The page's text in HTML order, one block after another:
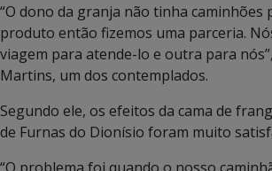
“O dono da granja não tinha
produto então fizemos uma parceria.
viagem para atende-lo e outra para
Martins, um dos contemplados.
Segundo ele, os efeitos da cama de
de Furnas do Dionísio foram muito